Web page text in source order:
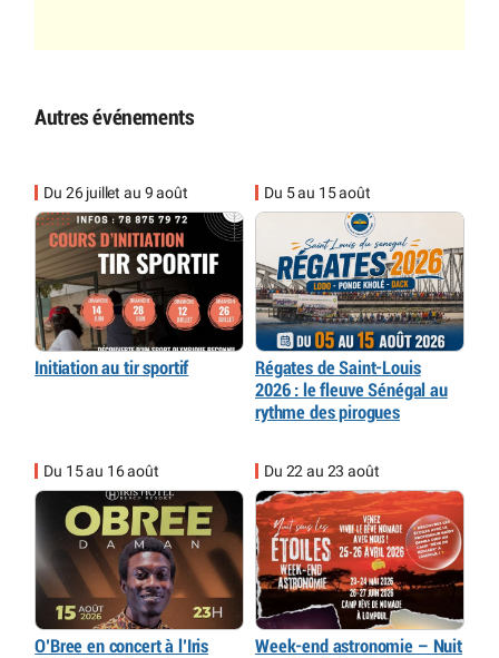
Autres événements
Du 26 juillet au 9 août
Initiation au tir sportif
Du 5 au 15 août
Régates de Saint-Louis
2026 : le fleuve Sénégal au
rythme des pirogues
Du 15 au 16 août
O’Bree en concert à l’Iris
Du 22 au 23 août
Week-end astronomie – Nuit